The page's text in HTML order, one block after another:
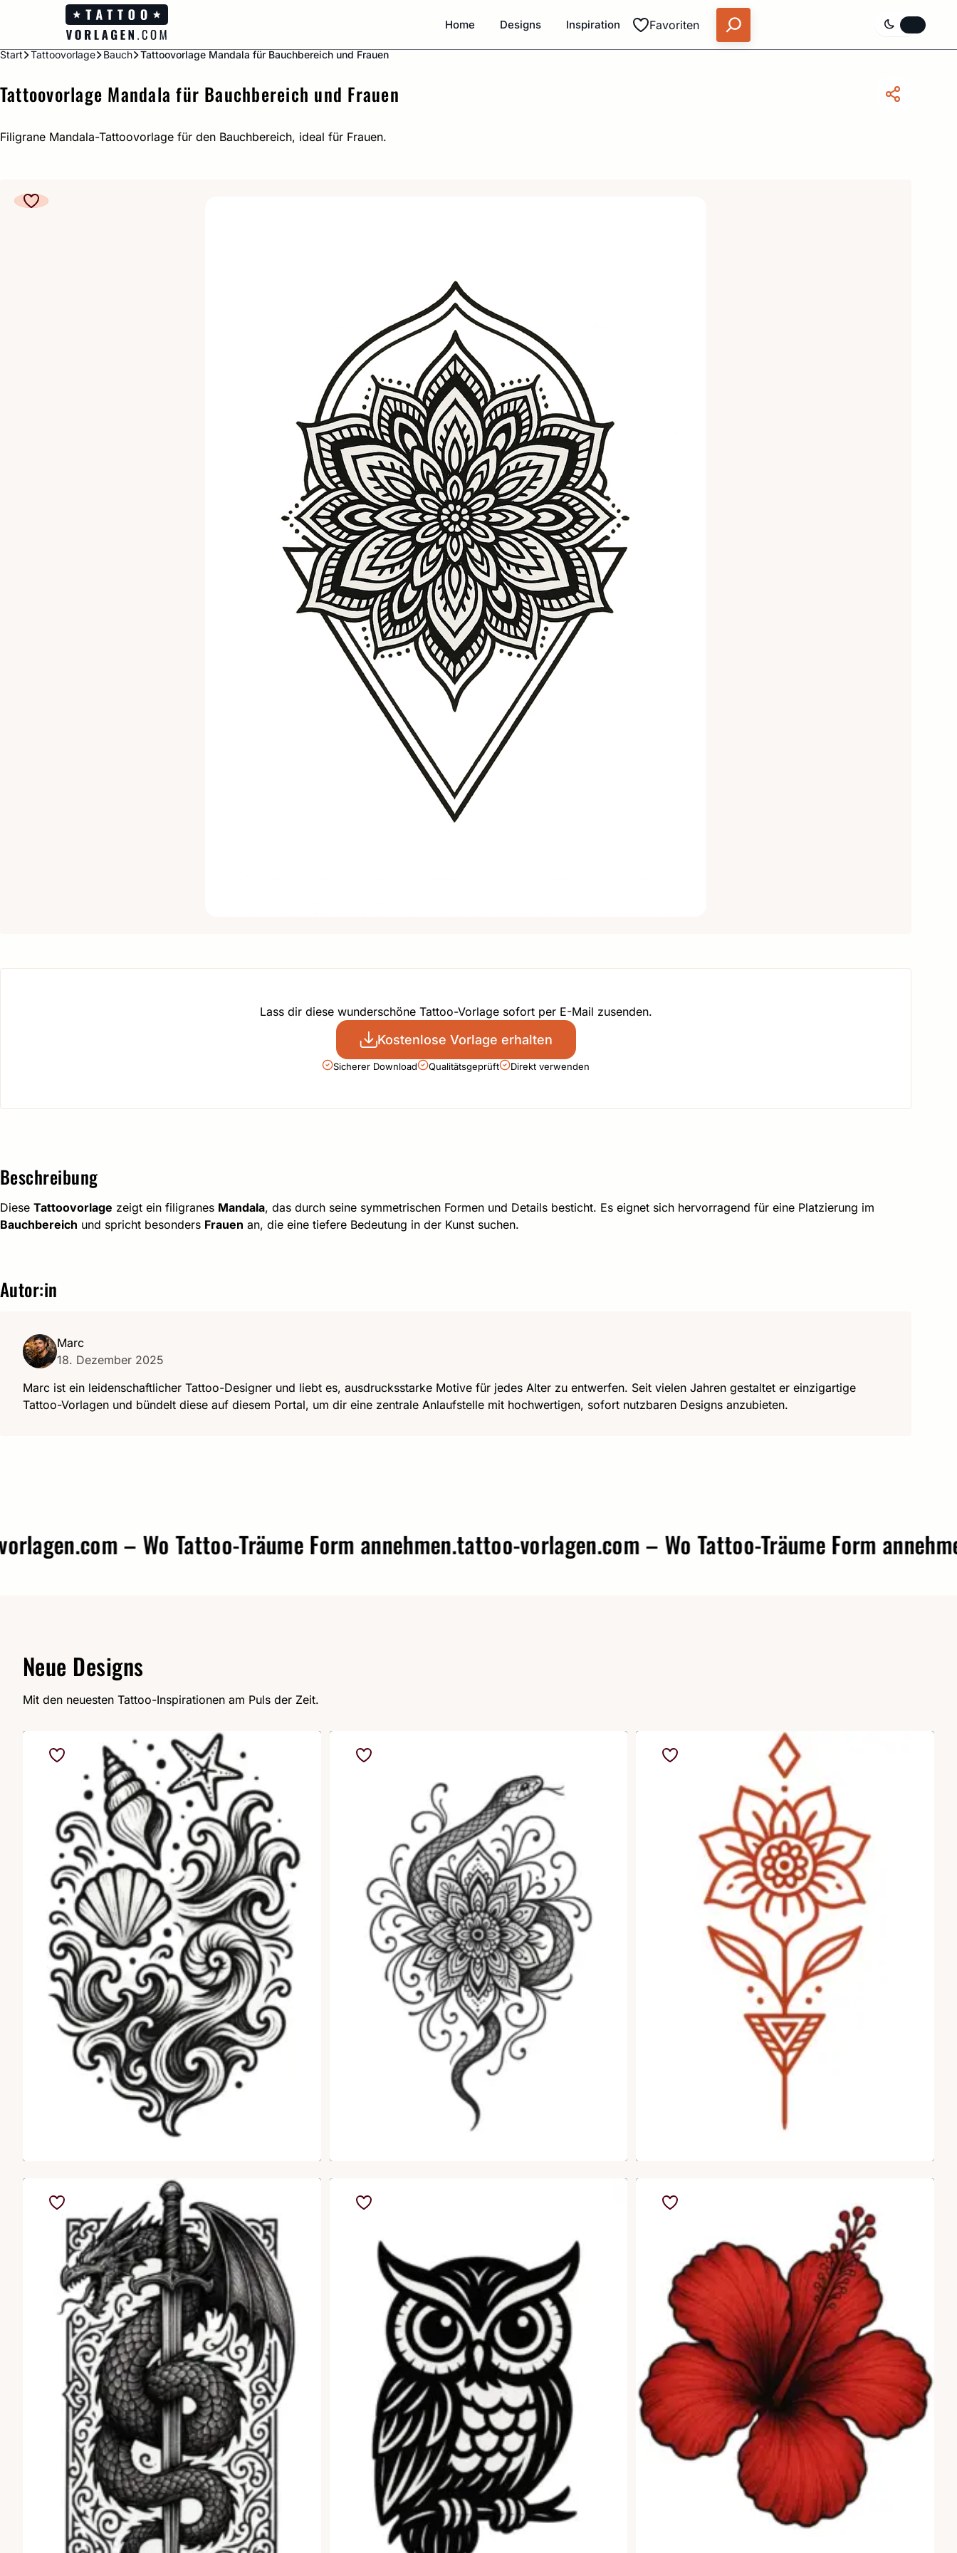
Favoriten
Home Designs Inspiration
Start Tattoovorlage Bauch Tattoovorlage Mandala für Bauchbereich und Frauen
Tattoovorlage Mandala für Bauchbereich und Frauen
Filigrane Mandala-Tattoovorlage für den Bauchbereich, ideal für Frauen.
Lass dir diese wunderschöne Tattoo-Vorlage sofort per E-Mail zusenden.
Kostenlose Vorlage erhalten
Sicherer Download Qualitätsgeprüft Direkt verwenden
Beschreibung
Diese Tattoovorlage zeigt ein filigranes Mandala, das durch seine symmetrischen Formen und Details besticht. Es eignet sich hervorragend für eine Platzierung im
Bauchbereich und spricht besonders Frauen an, die eine tiefere Bedeutung in der Kunst suchen.
Autor:in
Marc
18. Dezember 2025
Marc ist ein leidenschaftlicher Tattoo-Designer und liebt es, ausdrucksstarke Motive für jedes Alter zu entwerfen. Seit vielen Jahren gestaltet er einzigartige
Tattoo-Vorlagen und bündelt diese auf diesem Portal, um dir eine zentrale Anlaufstelle mit hochwertigen, sofort nutzbaren Designs anzubieten.
– Wo Tattoo-Träume Form annehmen.tattoo-vorlagen.com – Wo Tattoo-Träume Form annehmen.
Neue Designs
Mit den neuesten Tattoo-Inspirationen am Puls der Zeit.